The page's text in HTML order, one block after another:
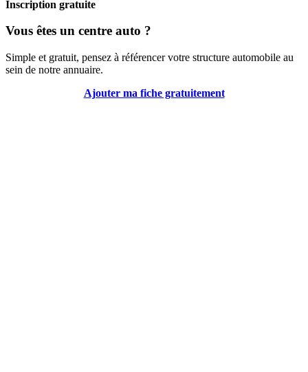
Inscription gratuite
Vous êtes un centre auto ?
Simple et gratuit, pensez à référencer votre structure automobile au
sein de notre annuaire.
Ajouter ma fiche gratuitement